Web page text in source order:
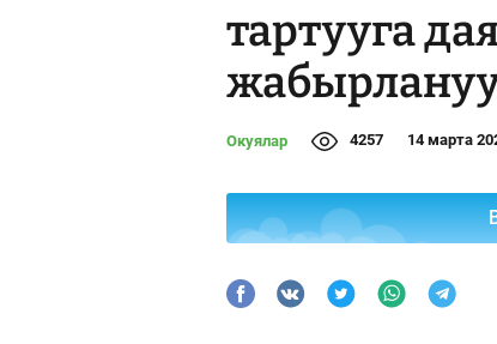
тартууга
Окуялар 4257 14 марта